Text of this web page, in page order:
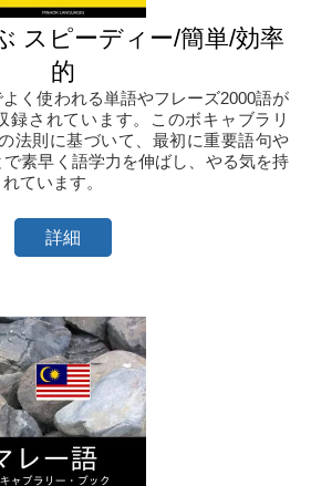
スピーディー/簡単/効率
的
く使われる単語やフレーズ2000語が
録されています。このボキャブラリ
法則に基づいて、最初に重要語句や
素早く語学力を伸ばし、やる気を持
ています。
詳細